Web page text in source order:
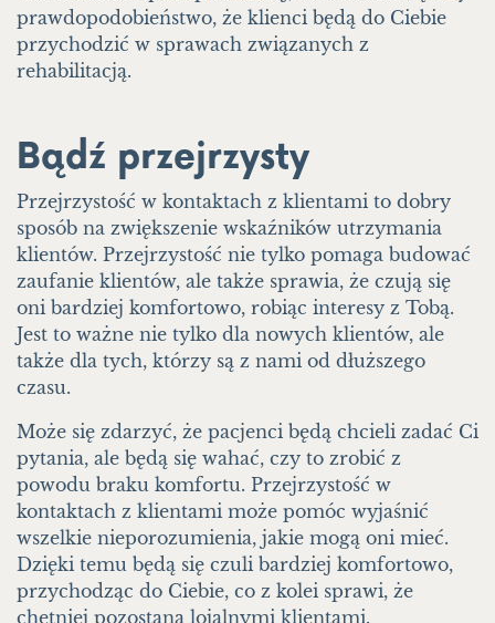
prawdopodobieństwo, że klienci będą do Ciebie
przychodzić w sprawach związanych z
rehabilitacją.
Bądź przejrzysty
Przejrzystość w kontaktach z klientami to dobry
sposób na zwiększenie wskaźników utrzymania
klientów. Przejrzystość nie tylko pomaga budować
zaufanie klientów, ale także sprawia, że czują się
oni bardziej komfortowo, robiąc interesy z Tobą.
Jest to ważne nie tylko dla nowych klientów, ale
także dla tych, którzy są z nami od dłuższego
czasu.
Może się zdarzyć, że pacjenci będą chcieli zadać Ci
pytania, ale będą się wahać, czy to zrobić z
powodu braku komfortu. Przejrzystość w
kontaktach z klientami może pomóc wyjaśnić
wszelkie nieporozumienia, jakie mogą oni mieć.
Dzięki temu będą się czuli bardziej komfortowo,
przychodząc do Ciebie, co z kolei sprawi, że
chętniej pozostaną lojalnymi klientami.